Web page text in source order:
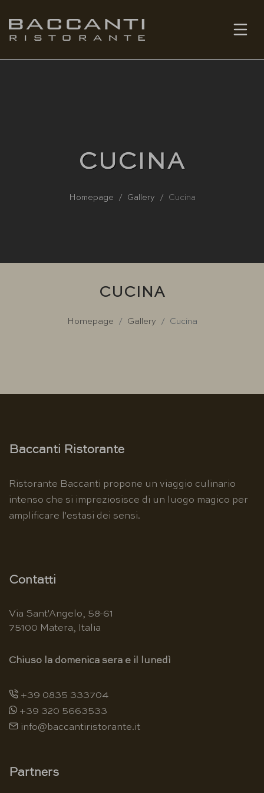
CUCINA
Homepage Gallery Cucina
CUCINA
Homepage Gallery Cucina
Baccanti Ristorante
Ristorante Baccanti propone un viaggio culinario
intenso che si impreziosisce di un luogo magico per
amplificare l'estasi dei sensi.
Contatti
Via Sant'Angelo, 58-61
75100 Matera, Italia
Chiuso la domenica sera e il lunedì
+39 0835 333704
+39 320 5663533
info@baccantiristorante.it
Partners